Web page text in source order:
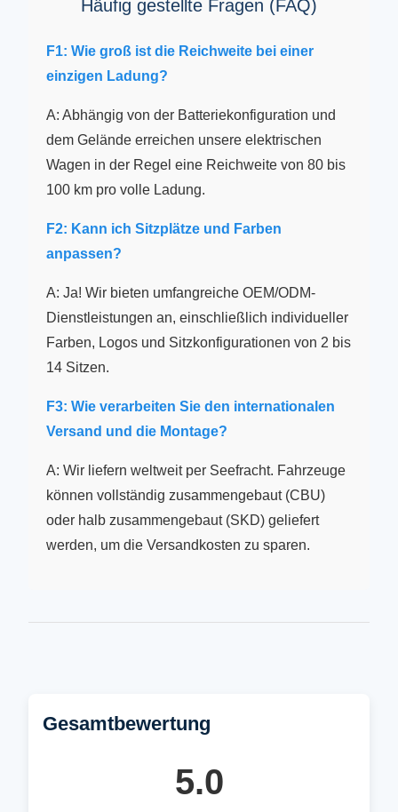
Häufig gestellte Fragen (FAQ)
F1: Wie groß ist die Reichweite bei einer
einzigen Ladung?
A: Abhängig von der Batteriekonfiguration und
dem Gelände erreichen unsere elektrischen
Wagen in der Regel eine Reichweite von 80 bis
100 km pro volle Ladung.
F2: Kann ich Sitzplätze und Farben
anpassen?
A: Ja! Wir bieten umfangreiche OEM/ODM-
Dienstleistungen an, einschließlich individueller
Farben, Logos und Sitzkonfigurationen von 2 bis
14 Sitzen.
F3: Wie verarbeiten Sie den internationalen
Versand und die Montage?
A: Wir liefern weltweit per Seefracht. Fahrzeuge
können vollständig zusammengebaut (CBU)
oder halb zusammengebaut (SKD) geliefert
werden, um die Versandkosten zu sparen.
Gesamtbewertung
5.0